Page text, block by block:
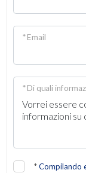
* Email
* Di quali
*Compilando
Posto auto/Box
Balcone/
Ascensore
Arredato